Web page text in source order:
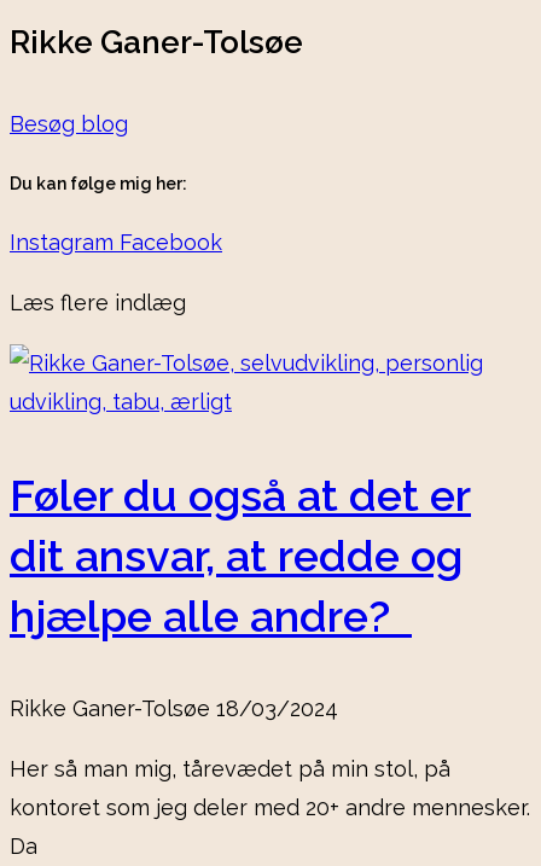
Rikke Ganer-Tolsøe
Besøg blog
Du kan følge mig her:
Instagram Facebook
Læs flere indlæg
Føler du også at det er
dit ansvar, at redde og
hjælpe alle andre?
Rikke Ganer-Tolsøe 18/03/2024
Her så man mig, tårevædet på min stol, på
kontoret som jeg deler med 20+ andre mennesker.
Da